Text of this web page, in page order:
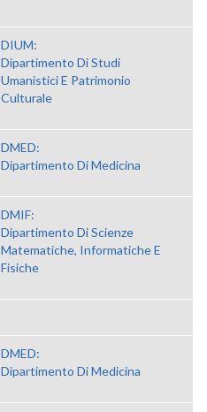
DIUM:
Dipartimento Di Studi
Umanistici E Patrimonio
Culturale
DMED:
Dipartimento Di Medicina
DMIF:
Dipartimento Di Scienze
Matematiche, Informatiche E
Fisiche
DMED:
Dipartimento Di Medicina